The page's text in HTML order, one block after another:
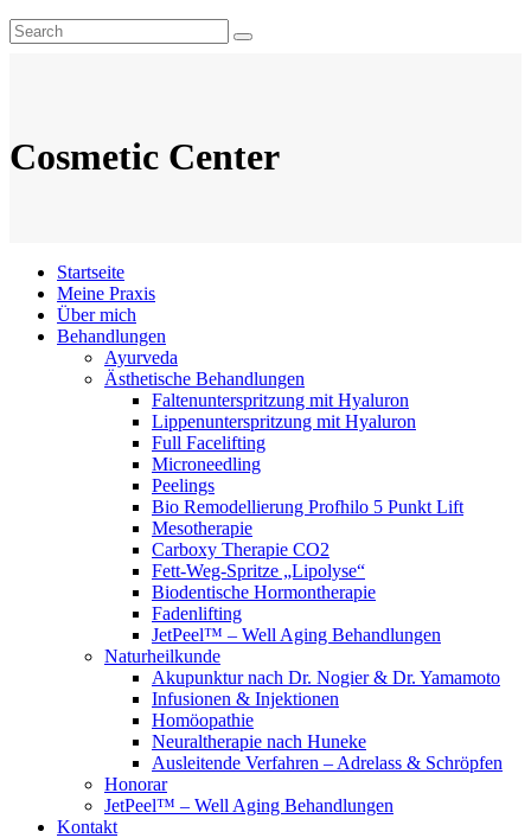
Cosmetic Center
Startseite
Meine Praxis
Über mich
Behandlungen
Ayurveda
Ästhetische Behandlungen
Faltenunterspritzung mit Hyaluron
Lippenunterspritzung mit Hyaluron
Full Facelifting
Microneedling
Peelings
Bio Remodellierung Profhilo 5 Punkt Lift
Mesotherapie
Carboxy Therapie CO2
Fett-Weg-Spritze „Lipolyse“
Biodentische Hormontherapie
Fadenlifting
JetPeel™ – Well Aging Behandlungen
Naturheilkunde
Akupunktur nach Dr. Nogier & Dr. Yamamoto
Infusionen & Injektionen
Homöopathie
Neuraltherapie nach Huneke
Ausleitende Verfahren – Adrelass & Schröpfen
Honorar
JetPeel™ – Well Aging Behandlungen
Kontakt